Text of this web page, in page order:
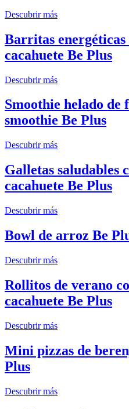
Descubrir más
Barritas energéticas
cacahuete Be Plus
Descubrir más
Smoothie helado de
smoothie Be Plus
Descubrir más
Galletas saludables
cacahuete Be Plus
Descubrir más
Bowl de arroz Be
Descubrir más
Rollitos de verano
cacahuete Be Plus
Descubrir más
Mini pizzas de
Plus
Descubrir más